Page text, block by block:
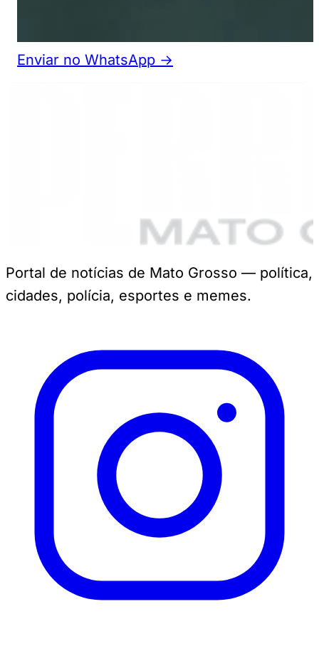
Enviar no WhatsApp →
Portal de notícias de Mato Grosso — política,
cidades, polícia, esportes e memes.